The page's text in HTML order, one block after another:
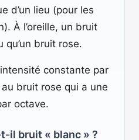
d’un lieu (pour les
À l’oreille, un bruit
qu’un bruit rose.
constante par
bruit rose qui a une
octave.
il bruit « blanc » ?